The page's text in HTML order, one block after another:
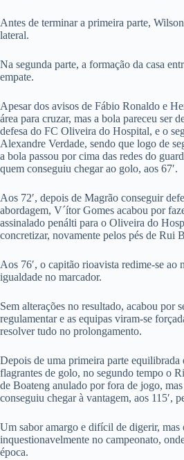
Antes de terminar a primeira parte,
lateral.
Na segunda parte, a formação da casa
empate.
Apesar dos avisos de Fábio Ronaldo e
área para cruzar, mas a bola pareceu ser
defesa do FC Oliveira do Hospital, e o
Alexandre Verdade, sendo que logo de
a bola passou por cima das redes do
quem conseguiu chegar ao golo, aos 67′.
Aos 72′, depois de Magrão conseguir
abordagem, V´ítor Gomes acabou por
assinalado penálti para o Oliveira do
concretizar, novamente pelos pés de Rui
Aos 76′, o capitão rioavista redime-se ao
igualdade no marcador.
Sem alterações no resultado, acabou por
regulamentar e as equipas viram-se
resolver tudo no prolongamento.
Depois de uma primeira parte equilibrada
flagrantes de golo, no segundo tempo o
de Boateng anulado por fora de jogo,
conseguiu chegar à vantagem, aos 115′,
Um sabor amargo e difícil de digerir, mas
inquestionavelmente no campeonato,
época.